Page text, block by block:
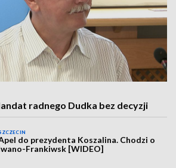
radnego Dudka bez decyzji
do prezydenta Koszalina. Chodzi o
Frankiwsk [WIDEO]